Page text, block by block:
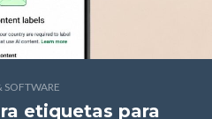
SOFTWARE
etiquetas para